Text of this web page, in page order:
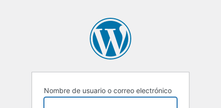
Nombre de usuario o correo electrónico